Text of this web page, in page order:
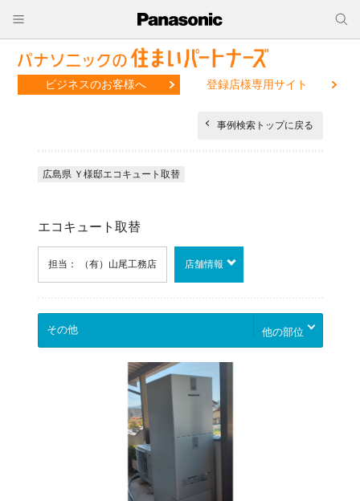
ビジネスのお客様へ 登録店様専用サイト
事例検索トップに戻る
広島県 Ｙ様邸エコキュート取替
エコキュート取替
担当： （有）山尾工務店 店舗情報
他の部位